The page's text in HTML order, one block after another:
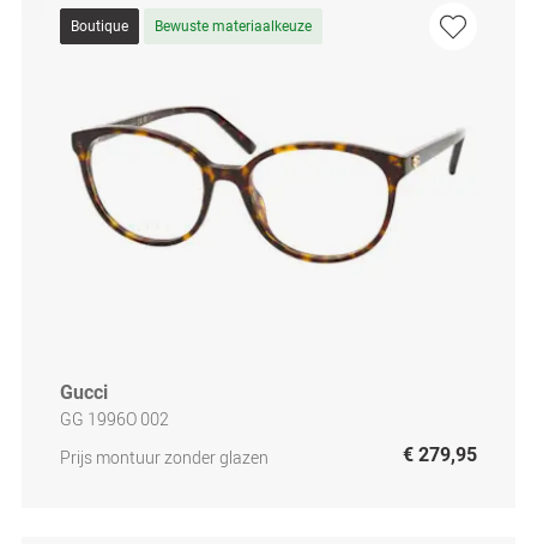
Boutique Bewuste materiaalkeuze
Gucci
GG 1996O 002
Prijs montuur zonder glazen
€ 279,95